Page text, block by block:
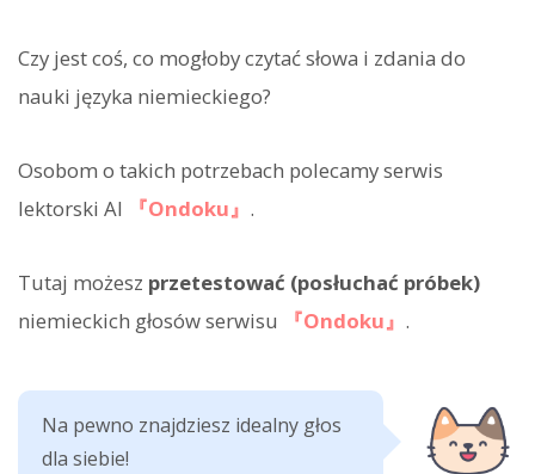
Czy jest coś, co mogłoby czytać słowa i zdania do
nauki języka niemieckiego?
Osobom o takich potrzebach polecamy serwis
lektorski AI
『Ondoku』 .
Tutaj możesz przetestować (posłuchać próbek)
niemieckich głosów serwisu
『Ondoku』 .
Na pewno znajdziesz idealny głos
dla siebie!